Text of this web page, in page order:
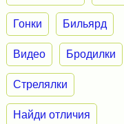
Гонки Бильярд
Видео Бродилки
Стрелялки
Найди отличия